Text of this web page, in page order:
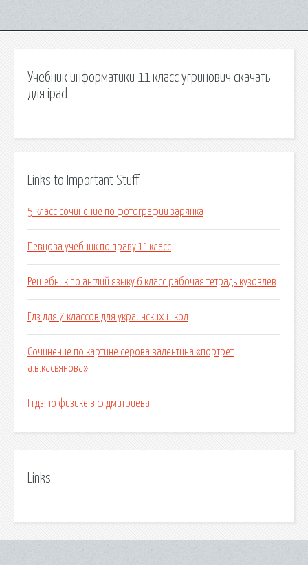
Учебник информатики 11 класс угринович скачать
для ipad
Links to Important Stuff
5 класс сочинение по фотографии зарянка
Певцова учебник по праву 11класс
Решебник по англий языку 6 класс рабочая тетрадь кузовлев
Гдз для 7 классов для украинских школ
Сочинение по картине серова валентина «портрет
а.в.касьянова»
I гдз по физике в ф дмитриева
Links